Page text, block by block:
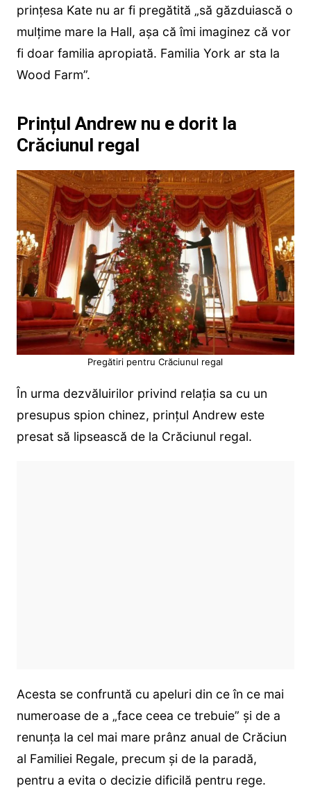
prințesa Kate nu ar fi pregătită „să găzduiască o
mulțime mare la Hall, așa că îmi imaginez că vor
fi doar familia apropiată. Familia York ar sta la
Wood Farm”.
Prințul Andrew nu e dorit la
Crăciunul regal
Pregătiri pentru Crăciunul regal
În urma dezvăluirilor privind relația sa cu un
presupus spion chinez, prințul Andrew este
presat să lipsească de la Crăciunul regal.
Acesta se confruntă cu apeluri din ce în ce mai
numeroase de a „face ceea ce trebuie” și de a
renunța la cel mai mare prânz anual de Crăciun
al Familiei Regale, precum și de la paradă,
pentru a evita o decizie dificilă pentru rege.